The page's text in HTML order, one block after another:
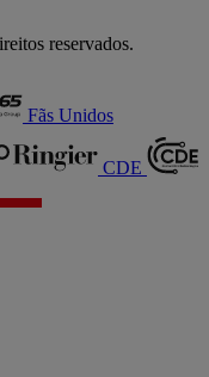
reservados.
Fãs Unidos
CDE